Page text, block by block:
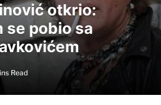
otkrio:
se pobio sa
Read